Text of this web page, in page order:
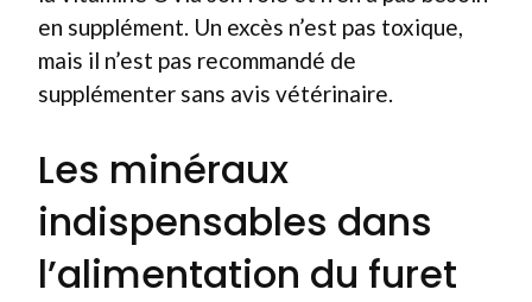
en supplément. Un excès n’est pas toxique,
mais il n’est pas recommandé de
supplémenter sans avis vétérinaire.
Les minéraux
indispensables dans
l’alimentation du furet